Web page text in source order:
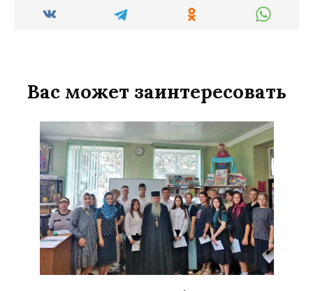
Вас может заинтересовать